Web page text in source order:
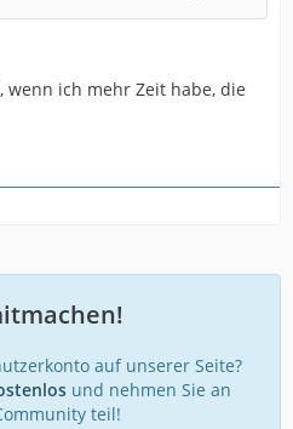
wenn ich mehr Zeit habe, die
auf unserer Seite?
und nehmen Sie an
teil!